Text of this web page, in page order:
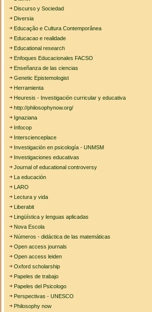
Discurso y Sociedad
Diversia
Educação e Cultura Contemporânea
Educacao e realidade
Educational research
Enfoques Educacionales FACSO
Enseñanza de las ciencias
Genetic Epistemologist
Herramienta
Heuresis - Investigación curricular y educativa
http://philosophynow.org/
Ignaziana
Infocop
Interscienceplace
Investigación en psicología - UNMSM
Investigaciones educativas
Journal of educational controversy
La educación
LARO
Lectura y vida
Liberabit
Lingüística y lenguas aplicadas
Nova Escola
Números - didáctica de las matemáticas
Open access journals
Open access leiden
Oxford scholarship
Papeles de trabajo
Papeles del Psicologo
Perspectivas - UNESCO
Philosophy now